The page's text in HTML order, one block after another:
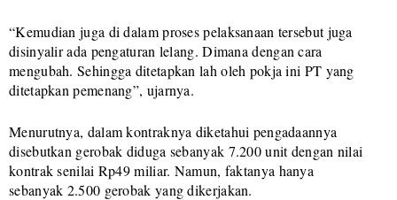
“Kemudian juga di dalam proses pelaksanaan tersebut juga
disinyalir ada pengaturan lelang. Dimana dengan cara
mengubah. Sehingga ditetapkan lah oleh pokja ini PT yang
ditetapkan pemenang”, ujarnya.
Menurutnya, dalam kontraknya diketahui pengadaannya
disebutkan gerobak diduga sebanyak 7.200 unit dengan nilai
kontrak senilai Rp49 miliar. Namun, faktanya hanya
sebanyak 2.500 gerobak yang dikerjakan.